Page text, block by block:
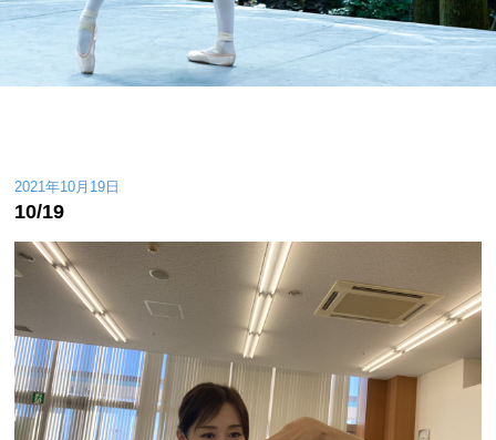
2021年10月19日
10/19